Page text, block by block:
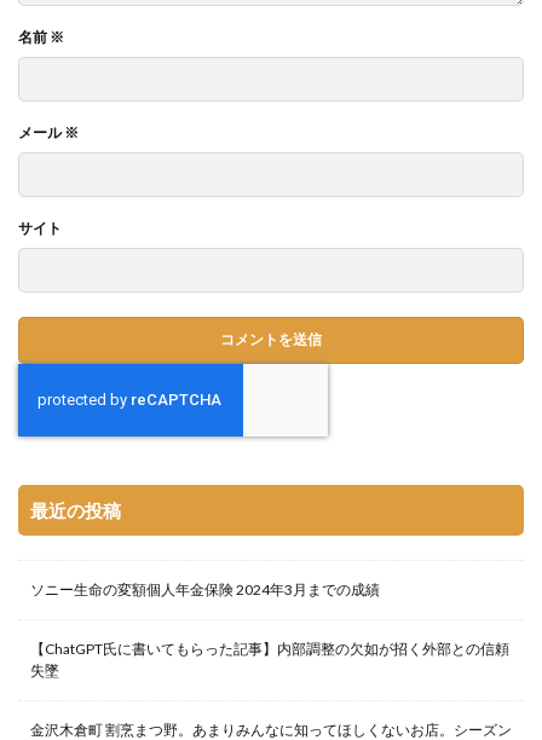
名前 ※
メール※
サイト
最近の投稿
ソニー生命の変額個人年金保険 2024年3月までの成績
【ChatGPT氏に書いてもらった記事】内部調整の欠如が招く外部との信頼
失墜
金沢木倉町 割烹まつ野。あまりみんなに知ってほしくないお店。シーズン